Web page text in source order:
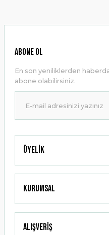
Ürün resmi kalitesiz, bozuk
Ürün bilgilerinde hatalar
Ürün fiyatı diğer sitelerden
Bu ürüne benzer farklı
Üyelik
Kurumsal
Alışveriş
ABONE OL
En son yeniliklerden
abone olabilirsiniz.